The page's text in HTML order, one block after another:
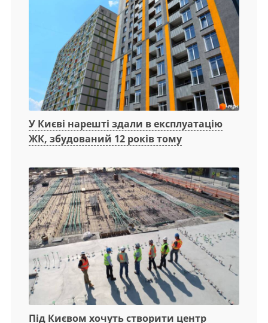
У Києві нарешті здали в експлуатацію
ЖК, збудований 12 років тому
Під Києвом хочуть створити центр